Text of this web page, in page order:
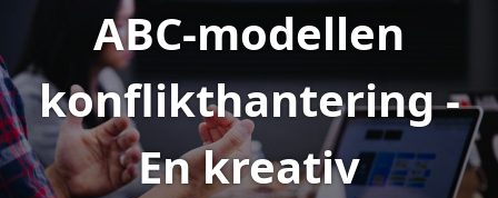
ABC-modellen
konflikthantering -
En kreativ